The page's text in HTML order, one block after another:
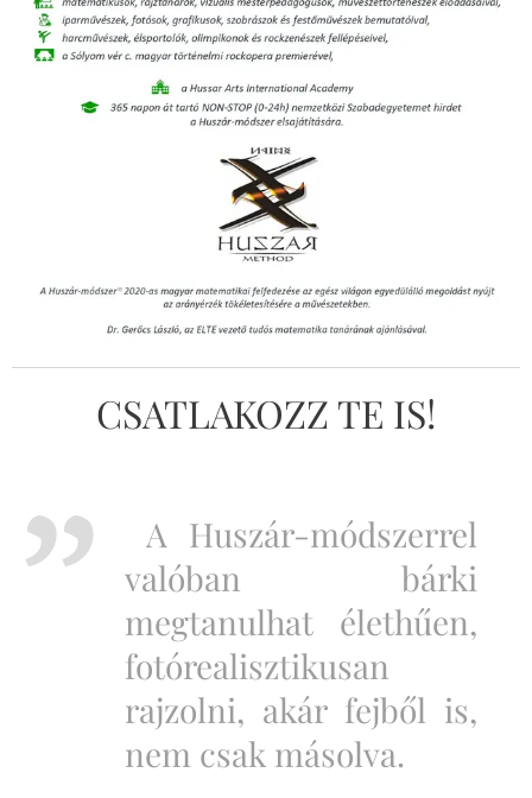
CSATLAKOZZ TE IS!
A Huszár-módszerrel
valóban bárki
megtanulhat élethűen,
fotórealisztikusan
rajzolni, akár fejből is,
nem csak másolva.